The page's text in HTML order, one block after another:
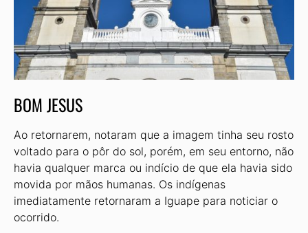
BOM JESUS
Ao retornarem, notaram que a imagem tinha seu rosto
voltado para o pôr do sol, porém, em seu entorno, não
havia qualquer marca ou indício de que ela havia sido
movida por mãos humanas. Os indígenas
imediatamente retornaram a Iguape para noticiar o
ocorrido.